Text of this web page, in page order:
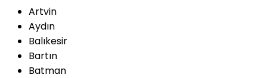
Artvin
Aydın
Balıkesir
Bartın
Batman